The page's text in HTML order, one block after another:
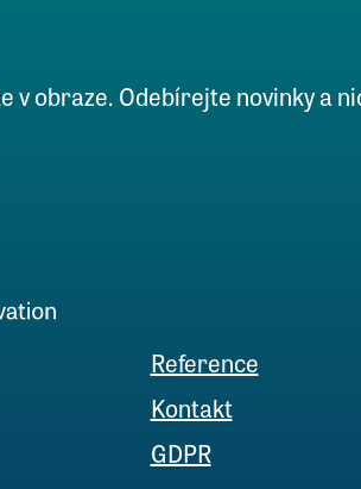
v obraze. Odebírejte novinky a
Reference
Kontakt
GDPR